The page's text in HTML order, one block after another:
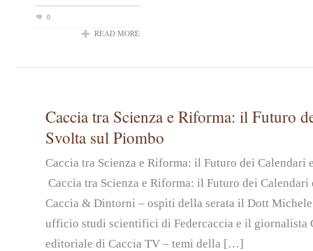
0
READ MORE
Caccia tra Scienza e Riforma: il Futuro
Svolta sul Piombo
Caccia tra Scienza e Riforma: il Futuro dei
Caccia tra Scienza e Riforma: il Futuro dei Calendari
Caccia & Dintorni – ospiti della serata il Dott
ufficio studi scientifici di Federcaccia e il giornalista
editoriale di Caccia TV – temi della […]